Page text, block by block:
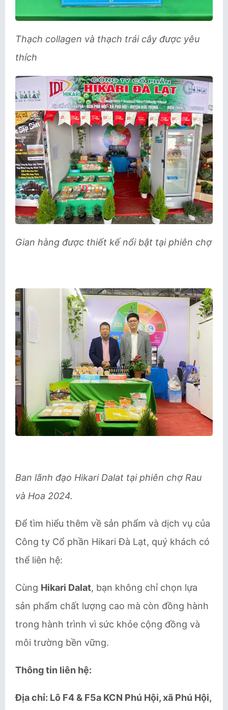
Thạch collagen và thạch trái cây được yêu
thích
Gian hàng được thiết kế nổi bật tại phiên chợ
Ban lãnh đạo Hikari Dalat tại phiên chợ Rau
và Hoa 2024.
Để tìm hiểu thêm về sản phẩm và dịch vụ của
Công ty Cổ phần Hikari Đà Lạt, quý khách có
thể liên hệ:
Cùng Hikari Dalat, bạn không chỉ chọn lựa
sản phẩm chất lượng cao mà còn đồng hành
trong hành trình vì sức khỏe cộng đồng và
môi trường bền vững.
Thôngtin liên hệ:
Địa chỉ: Lô F4 & F5a KCN Phú Hội, xã Phú Hội,